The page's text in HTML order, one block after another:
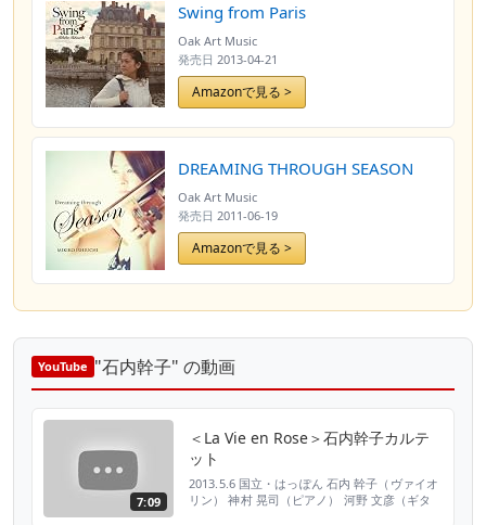
Swing from Paris
Oak Art Music
発売日 2013-04-21
Amazonで見る >
DREAMING THROUGH SEASON
Oak Art Music
発売日 2011-06-19
Amazonで見る >
YouTube "石内幹子" の動画
7:09
＜La Vie en Rose＞石内幹子カルテ
ット
2013.5.6 国立・はっぽん 石内 幹子（ヴァイオ
リン） 神村 晃司（ピアノ） 河野 文彦（ギタ